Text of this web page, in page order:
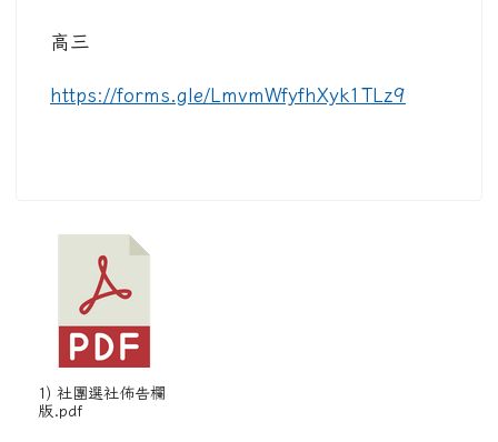
高三
https://forms.gle/LmvmWfyfhXyk1TLz9
1) 社團選社佈告欄
版.pdf